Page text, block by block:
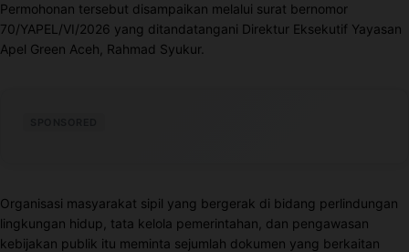
Permohonan tersebut disampaikan melalui surat bernomor
70/YAPEL/VI/2026 yang ditandatangani Direktur Eksekutif Yayasan
Apel Green Aceh, Rahmad Syukur.
Organisasi masyarakat sipil yang bergerak di bidang perlindungan
lingkungan hidup, tata kelola pemerintahan, dan pengawasan
kebijakan publik itu meminta sejumlah dokumen yang berkaitan